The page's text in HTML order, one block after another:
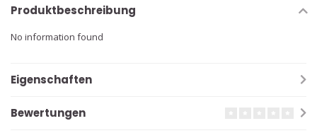
Produktbeschreibung
No information found
Eigenschaften
Bewertungen